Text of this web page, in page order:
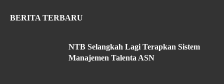
BERITA TERBARU
NTB Selangkah Lagi Terapkan Sistem
Manajemen Talenta ASN